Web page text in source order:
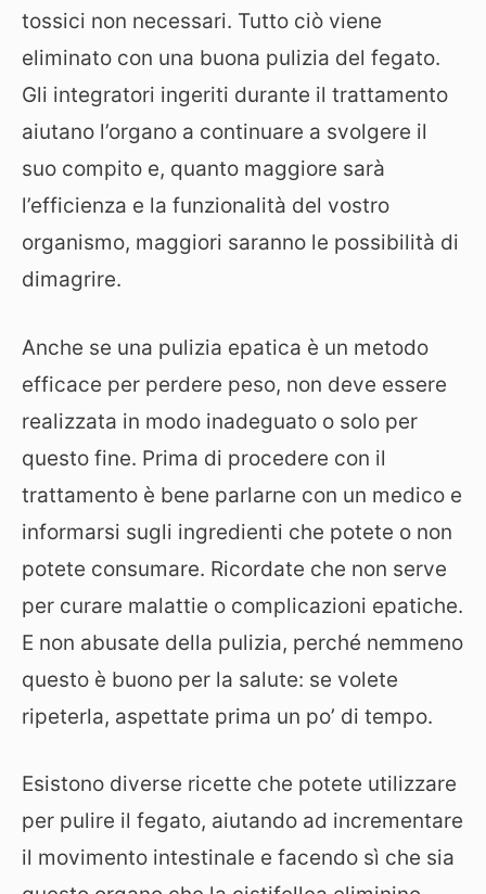
tossici non necessari. Tutto ciò viene
eliminato con una buona pulizia del fegato.
Gli integratori ingeriti durante il trattamento
aiutano l’organo a continuare a svolgere il
suo compito e, quanto maggiore sarà
l’efficienza e la funzionalità del vostro
organismo, maggiori saranno le possibilità di
dimagrire.
Anche se una pulizia epatica è un metodo
efficace per perdere peso, non deve essere
realizzata in modo inadeguato o solo per
questo fine. Prima di procedere con il
trattamento è bene parlarne con un medico e
informarsi sugli ingredienti che potete o non
potete consumare. Ricordate che non serve
per curare malattie o complicazioni epatiche.
E non abusate della pulizia, perché nemmeno
questo è buono per la salute: se volete
ripeterla, aspettate prima un po’ di tempo.
Esistono diverse ricette che potete utilizzare
per pulire il fegato, aiutando ad incrementare
il movimento intestinale e facendo sì che sia